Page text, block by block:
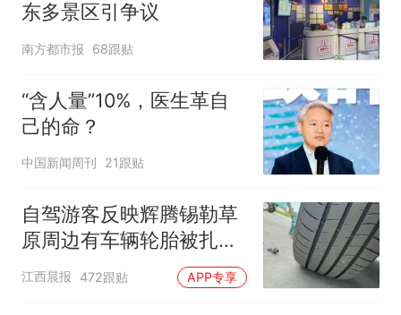
东多景区引争议
南方都市报 68跟贴
“含人量”10%，医生革自
己的命？
中国新闻周刊 21跟贴
自驾游客反映辉腾锡勒草
原周边有车辆轮胎被扎，
修理店铺换胎价格高达千
元，官方发布情况通报
江西晨报 472跟贴 APP专享